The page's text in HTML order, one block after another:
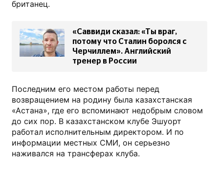
британец.
«Саввиди сказал: «Ты враг,
потому что Сталин боролся с
Черчиллем». Английский
тренер в России
Последним его местом работы перед
возвращением на родину была казахстанская
«Астана», где его вспоминают недобрым словом
до сих пор. В казахстанском клубе Эшуорт
работал исполнительным директором. И по
информации местных СМИ, он серьезно
наживался на трансферах клуба.